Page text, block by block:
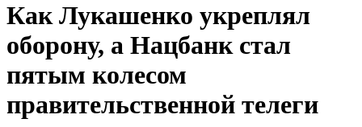
Как Лукашенко укреплял
оборону, а Нацбанк стал
пятым колесом
правительственной телеги